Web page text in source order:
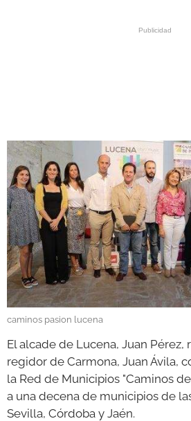
NECROLÓGICAS
GALERÍAS
caminos pasion lucena
El alcade de Lucena, Juan Pérez,
regidor de Carmona, Juan Ávila,
la Red de Municipios "Caminos
a una decena de municipios de
Sevilla, Córdoba y Jaén.